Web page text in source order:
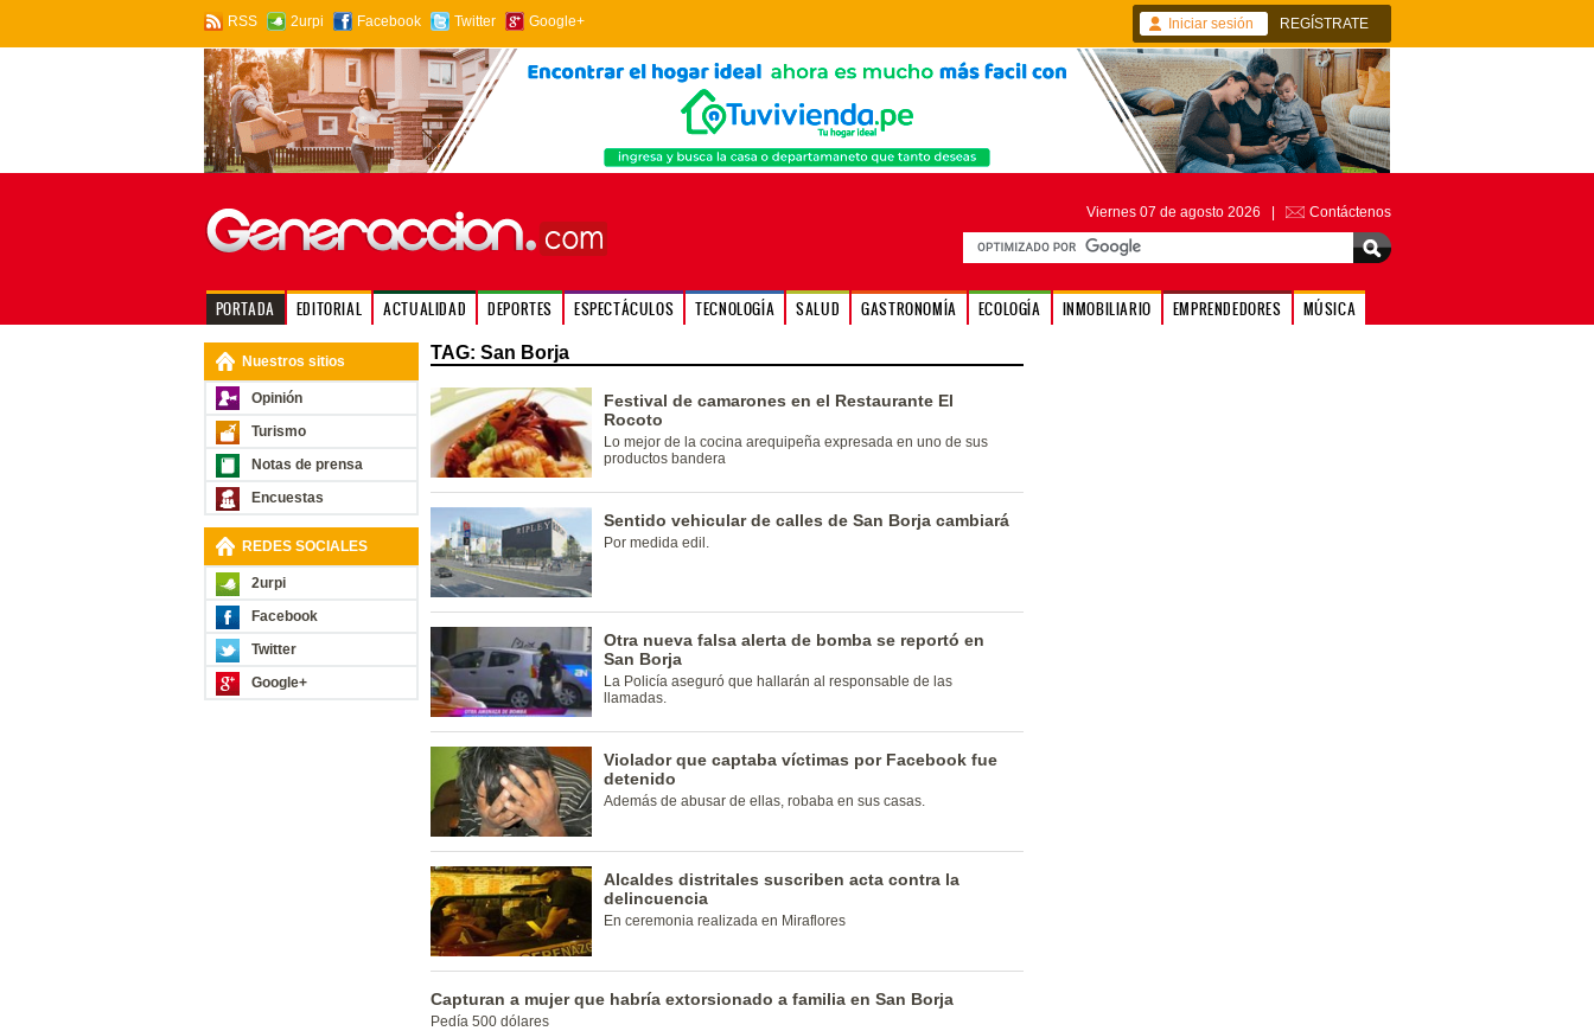
RSS 2urpi Facebook Twitter Google+ Iniciar sesión REGÍSTRATE
Viernes 07 de agosto 2026 | Contáctenos
PORTADA EDITORIAL ACTUALIDAD DEPORTES ESPECTÁCULOS TECNOLOGÍA SALUD GASTRONOMÍA ECOLOGÍA INMOBILIARIO EMPRENDEDORES MÚSICA
Nuestros sitios
Opinión
Turismo
Notas de prensa
Encuestas
REDES SOCIALES
2urpi
Facebook
Twitter
Google+
TAG: San Borja
Festival de camarones en el Restaurante El
Rocoto
Lo mejor de la cocina arequipeña expresada en uno de sus
productos bandera
Sentido vehicular de calles de San Borja cambiará
Por medida edil.
Otra nueva falsa alerta de bomba se reportó en
San Borja
La Policía aseguró que hallarán al responsable de las
llamadas.
Violador que captaba víctimas por Facebook fue
detenido
Además de abusar de ellas, robaba en sus casas.
Alcaldes distritales suscriben acta contra la
delincuencia
En ceremonia realizada en Miraflores
Capturan a mujer que habría extorsionado a familia en San Borja
Pedía 500 dólares